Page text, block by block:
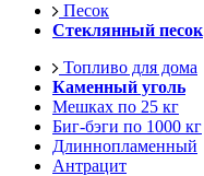
Песок
Стеклянный песок
Топливо для дома
Каменный уголь
Мешках по 25 кг
Биг-бэги по 1000 кг
Длиннопламенный
Антрацит